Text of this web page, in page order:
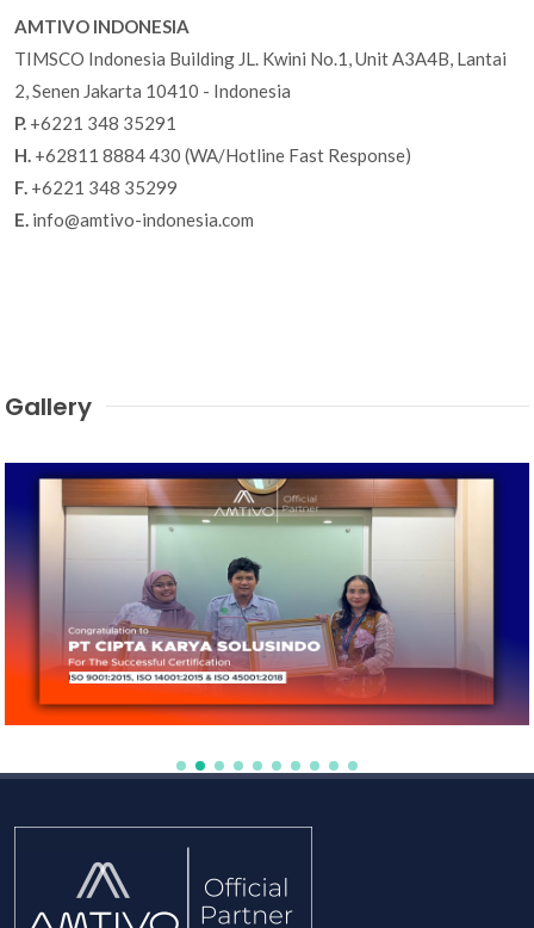
AMTIVO INDONESIA
TIMSCO Indonesia Building JL. Kwini No.1, Unit A3A4B, Lantai
2, Senen Jakarta 10410 - Indonesia
P. +6221 348 35291
H. +62811 8884 430 (WA/Hotline Fast Response)
F. +6221 348 35299
E. info@amtivo-indonesia.com
Gallery